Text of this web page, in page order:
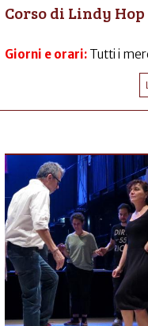
Corso di Lindy
Giorni e orari: Tutti i